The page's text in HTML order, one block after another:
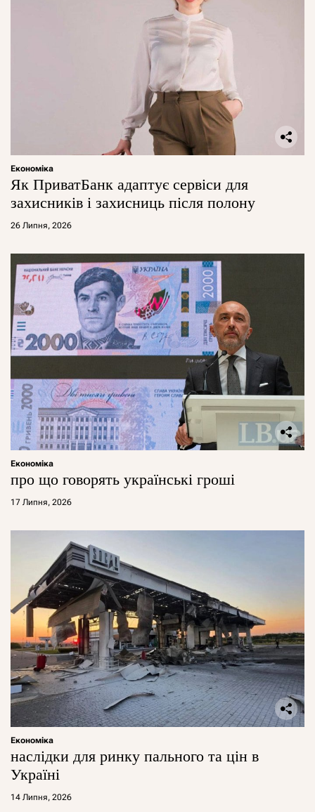
Економіка
Як ПриватБанк адаптує сервіси для
захисників і захисниць після полону
26 Липня, 2026
Економіка
про що говорять українські гроші
17 Липня, 2026
Економіка
наслідки для ринку пального та цін в
Україні
14 Липня, 2026